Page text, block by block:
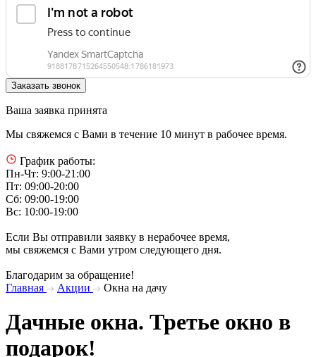
Ваша заявка принята
Мы свяжемся с Вами в течение 10 минут в рабочее время.
График работы:
Пн-Чт: 9:00-21:00
Пт: 09:00-20:00
Сб: 09:00-19:00
Вс: 10:00-19:00
Если Вы отправили заявку в нерабочее время,
мы свяжемся с Вами утром следующего дня.
Благодарим за обращение!
Главная
Акции Окна на дачу
Дачные окна. Третье окно в
подарок!